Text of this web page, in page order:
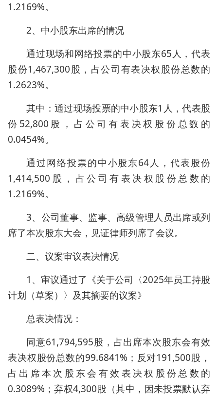
1.2169%。
2、中小股东出席的情况
通过现场和网络投票的中小股东65人，代表
股份1,467,300股，占公司有表决权股份总数的
1.2623%。
其中：通过现场投票的中小股东1人，代表股
份52,800股，占公司有表决权股份总数的
0.0454%。
通过网络投票的中小股东64人，代表股份
1,414,500股，占公司有表决权股份总数的
1.2169%。
3、公司董事、监事、高级管理人员出席或列
席了本次股东大会，见证律师列席了会议。
二、议案审议表决情况
1、审议通过了《关于公司〈2025年员工持股
计划（草案）〉及其摘要的议案》
总表决情况：
同意61,794,595股，占出席本次股东会有效
表决权股份总数的99.6841%；反对191,500股，
占出席本次股东会有效表决权股份总数的
0.3089%；弃权4,300股（其中，因未投票默认弃